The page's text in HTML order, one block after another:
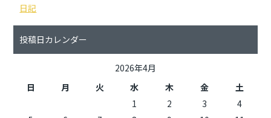
日記
投稿日カレンダー
2026年4月
日
月 火 水 木 金
土
1
2 3
4